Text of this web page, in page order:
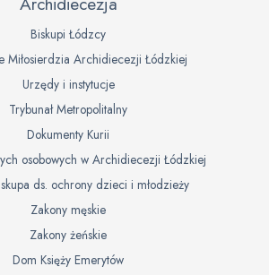
Biskupi Łódzcy
Miłosierdzia Archidiecezji Łódzkiej
Urzędy i instytucje
Trybunał Metropolitalny
Dokumenty Kurii
osobowych w Archidiecezji Łódzkiej
ds. ochrony dzieci i młodzieży
Zakony męskie
Zakony żeńskie
Dom Księży Emerytów